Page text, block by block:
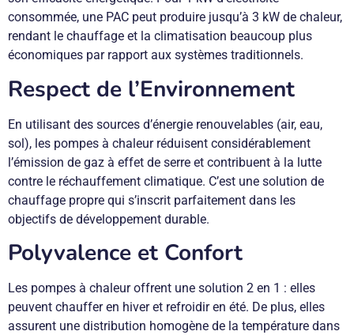
consommée, une PAC peut produire jusqu’à 3 kW de chaleur,
rendant le chauffage et la climatisation beaucoup plus
économiques par rapport aux systèmes traditionnels.
Respect de l’Environnement
En utilisant des sources d’énergie renouvelables (air, eau,
sol), les pompes à chaleur réduisent considérablement
l’émission de gaz à effet de serre et contribuent à la lutte
contre le réchauffement climatique. C’est une solution de
chauffage propre qui s’inscrit parfaitement dans les
objectifs de développement durable.
Polyvalence et Confort
Les pompes à chaleur offrent une solution 2 en 1 : elles
peuvent chauffer en hiver et refroidir en été. De plus, elles
assurent une distribution homogène de la température dans